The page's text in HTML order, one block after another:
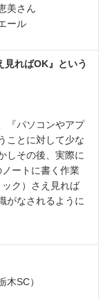
美さん
ール
見ればOK』という
『パソコンやアプ
ことに対して少な
しその後、実際に
ートに書く作業
ク）さえ見れば
がなされるように
木SC）